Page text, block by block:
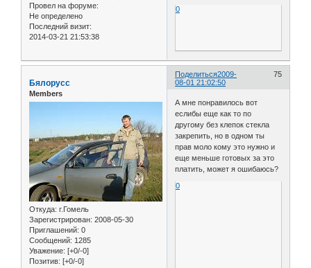
Провел на форуме:
Не определено
Последний визит:
2014-03-21 21:53:38
0
Поделиться 75
2009-
08-01 21:02:50
Бялорусс
Members
Откуда: г.Гомель
Зарегистрирован: 2008-05-30
Приглашений: 0
Сообщений: 1285
Уважение: [+0/-0]
Позитив: [+0/-0]
А мне понравилось вот
еслибы еще как то по
другому без клепок стекла
закрепить, но в одном ты
прав моло кому это нужно и
еще меньше готовых за это
платить, может я ошибаюсь?
0